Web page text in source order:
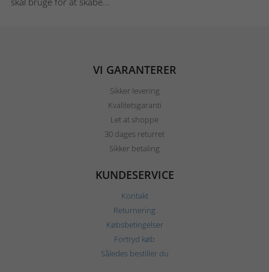
VI GARANTERER
Sikker levering
Kvalitetsgaranti
Let at shoppe
30 dages returret
Sikker betaling
KUNDESERVICE
Kontakt
Returnering
Købsbetingelser
Fortryd køb
Således bestiller du